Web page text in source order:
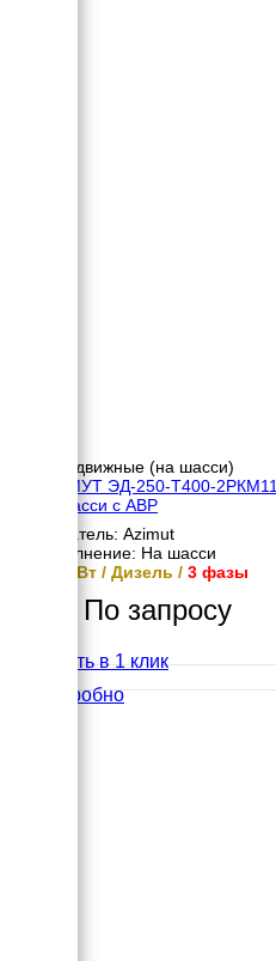
Передвижные (на шасси)
АЗИМУТ ЭД-250-Т400-2РКМ11
на шасси с АВР
Двигатель: Azimut
Исполнение: На шасси
250 кВт / Дизель / 3 фазы
По запросу
Купить в 1 клик
Подробно